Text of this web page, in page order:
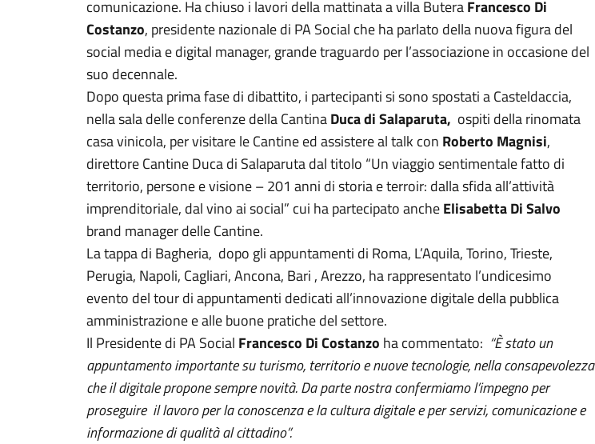
comunicazione. Ha chiuso i lavori della mattinata a villa ButeraFrancesco Di
Costanzo, presidente nazionale di PA Social che ha parlato della nuova figura del
social media e digital manager, grande traguardo per l’associazione in occasione del
suo decennale.
Dopo questa prima fase di dibattito, i partecipanti si sono spostati a Casteldaccia,
nella sala delle conferenze della CantinaDuca di Salaparuta, ospiti della rinomata
casa vinicola, per visitare le Cantine ed assistere al talk con Roberto Magnisi,
direttore Cantine Duca di Salaparuta dal titolo “Un viaggio sentimentale fatto di
territorio, persone e visione – 201 anni di storia e terroir: dalla sfida all’attività
imprenditoriale, dal vino ai social” cui ha partecipato ancheElisabetta Di Salvo
brand manager delle Cantine.
La tappa di Bagheria, dopo gli appuntamenti di Roma, L’Aquila, Torino, Trieste,
Perugia, Napoli, Cagliari, Ancona, Bari , Arezzo, ha rappresentato l’undicesimo
evento del tour di appuntamenti dedicati all’innovazione digitale della pubblica
amministrazione e alle buone pratiche del settore.
Il Presidente di PA Social Francesco Di Costanzo ha commentato: “È stato un
appuntamento importante su turismo, territorio e nuove tecnologie, nella consapevolezza
che il digitale propone sempre novità. Da parte nostra confermiamo l’impegno per
proseguire il lavoro per la conoscenza e la cultura digitale e per servizi, comunicazione e
informazione di qualità al cittadino”.